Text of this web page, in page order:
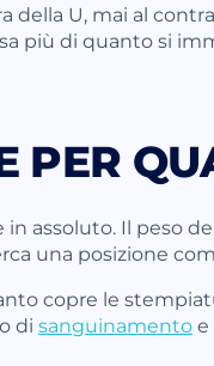
della U, mai al
più di quanto si
PER
assoluto. Il peso
una posizione
copre le
di sanguinamentoe